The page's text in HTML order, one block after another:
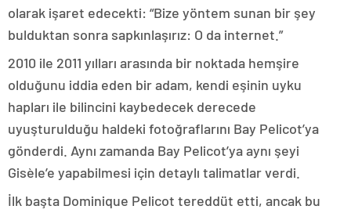
olarak işaret edecekti: “Bize yöntem sunan bir şey
bulduktan sonra sapkınlaşırız: O da internet.”
2010 ile 2011 yılları arasında bir noktada hemşire
olduğunu iddia eden bir adam, kendi eşinin uyku
hapları ile bilincini kaybedecek derecede
uyuşturulduğu haldeki fotoğraflarını Bay Pelicot’ya
gönderdi. Aynı zamanda Bay Pelicot’ya aynı şeyi
Gisèle’e yapabilmesi için detaylı talimatlar verdi.
İlk başta Dominique Pelicot tereddüt etti, ancak bu